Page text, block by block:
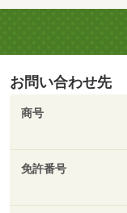
お問い合わせ先
商号
免許番号